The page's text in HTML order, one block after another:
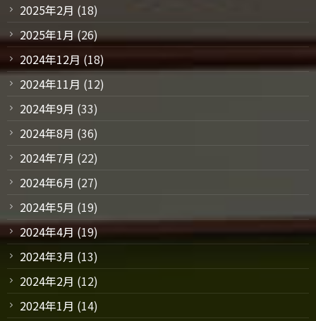
2025年2月 (18)
2025年1月 (26)
2024年12月 (18)
2024年11月 (12)
2024年9月 (33)
2024年8月 (36)
2024年7月 (22)
2024年6月 (27)
2024年5月 (19)
2024年4月 (19)
2024年3月 (13)
2024年2月 (12)
2024年1月 (14)